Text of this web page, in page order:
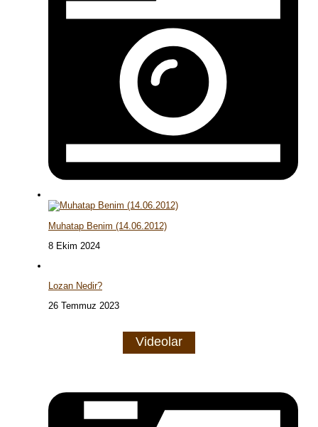
Muhatap Benim (14.06.2012)
8 Ekim 2024
Lozan Nedir?
26 Temmuz 2023
Videolar